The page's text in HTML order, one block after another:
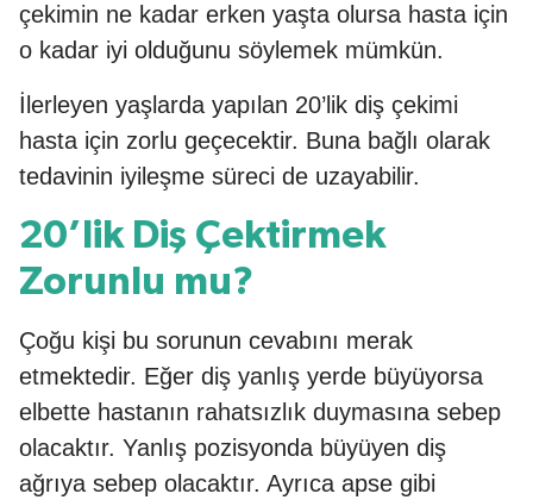
çekimin ne kadar erken yaşta olursa hasta için
o kadar iyi olduğunu söylemek mümkün.
İlerleyen yaşlarda yapılan 20’lik diş çekimi
hasta için zorlu geçecektir. Buna bağlı olarak
tedavinin iyileşme süreci de uzayabilir.
20’lik Diş Çektirmek
Zorunlu mu?
Çoğu kişi bu sorunun cevabını merak
etmektedir. Eğer diş yanlış yerde büyüyorsa
elbette hastanın rahatsızlık duymasına sebep
olacaktır. Yanlış pozisyonda büyüyen diş
ağrıya sebep olacaktır. Ayrıca apse gibi